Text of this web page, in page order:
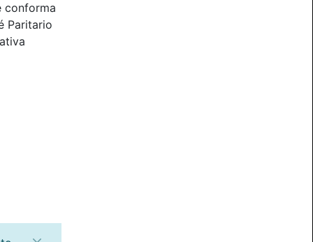
conforma
Paritario